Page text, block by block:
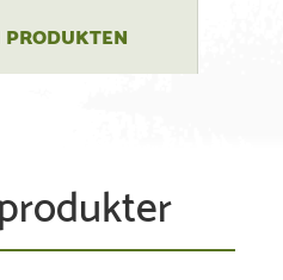
PRODUKTEN